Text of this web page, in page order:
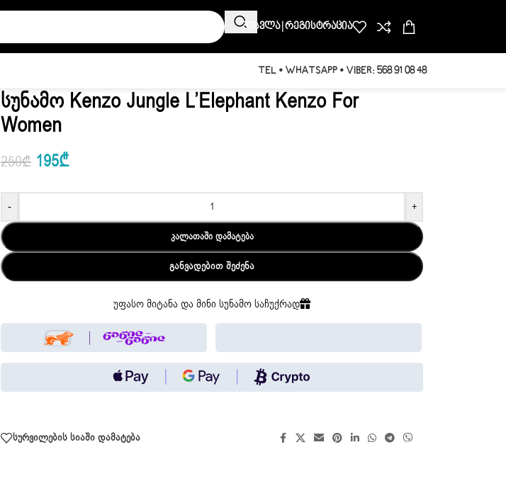
Შესვლა | Რეგისტრაცია
TEL • WHATSAPP • VIBER: 568 91 08 48
Სუნამო Kenzo Jungle L’Elephant Kenzo For
Women
250₾ 195₾
- +
ᲙᲐᲚᲐᲗᲐᲨᲘ ᲓᲐᲛᲐᲢᲔᲑᲐ
ᲒᲐᲜᲕᲐᲓᲔᲑᲘᲗ ᲨᲔᲫᲔᲜᲐ
უფასო მიტანა და მინი სუნამო საჩუქრად
სურვილების სიაში დამატება